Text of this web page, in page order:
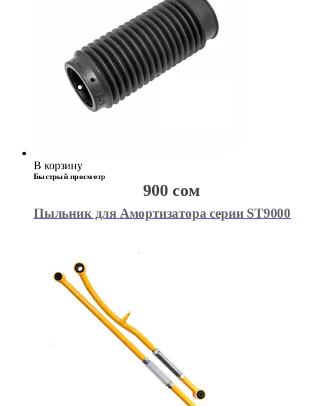
В корзину
Быстрый просмотр
Пыльник для Амортизатора серии ST9000
900 сом